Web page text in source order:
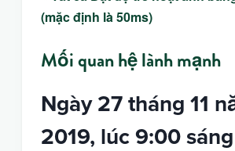
(mặc định là 50ms)
Mối quan hệ lành mạnh
Ngày 27 tháng 11
2019, lúc 9:00 sáng